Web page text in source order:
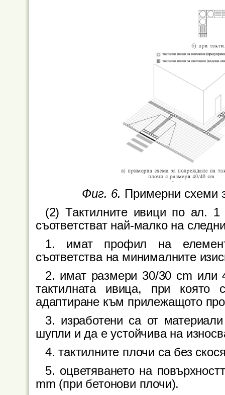
Фиг. 6. Примерни схеми
(2) Тактилните ивици по ал. 1
съответстват най-малко на
1. имат профил на
съответства на минималните
2. имат размери 30/30 cm или
тактилната ивица, при която
адаптиране към прилежащото
3. изработени са от
шупли и да е устойчива на
4. тактилните плочи са без
5. оцветяването на
mm (при бетонови плочи).